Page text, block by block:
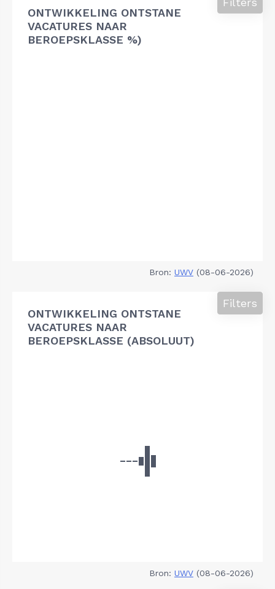
ONTWIKKELING ONTSTANE
VACATURES NAAR
BEROEPSKLASSE %)
Bron: UWV (08-06-2026)
ONTWIKKELING ONTSTANE
VACATURES NAAR
BEROEPSKLASSE (ABSOLUUT)
Filters
Bron: UWV (08-06-2026)